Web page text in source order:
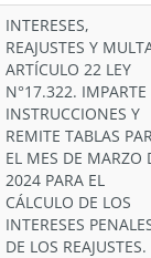
INTERESES,
REAJUSTES Y
ARTÍCULO 22 LEY
N°17.322. IMPARTE
INSTRUCCIONES Y
REMITE TABLAS
EL MES DE MARZO
2024 PARA EL
CÁLCULO DE LOS
INTERESES
DE LOS REAJUSTES.